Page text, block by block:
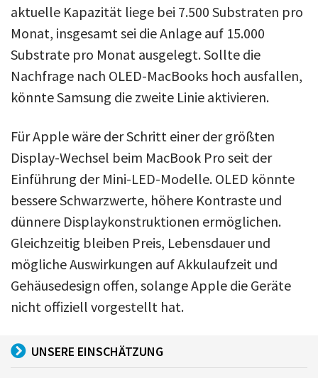
aktuelle Kapazität liege bei 7.500 Substraten pro
Monat, insgesamt sei die Anlage auf 15.000
Substrate pro Monat ausgelegt. Sollte die
Nachfrage nach OLED-MacBooks hoch ausfallen,
könnte Samsung die zweite Linie aktivieren.
Für Apple wäre der Schritt einer der größten
Display-Wechsel beim MacBook Pro seit der
Einführung der Mini-LED-Modelle. OLED könnte
bessere Schwarzwerte, höhere Kontraste und
dünnere Displaykonstruktionen ermöglichen.
Gleichzeitig bleiben Preis, Lebensdauer und
mögliche Auswirkungen auf Akkulaufzeit und
Gehäusedesign offen, solange Apple die Geräte
nicht offiziell vorgestellt hat.
UNSERE EINSCHÄTZUNG